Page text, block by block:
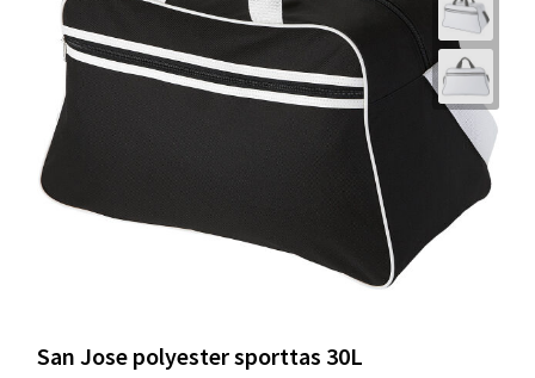
San Jose polyester sporttas 30L